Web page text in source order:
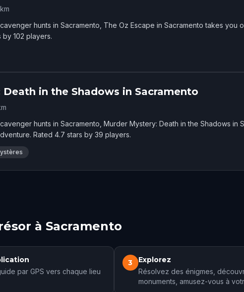
km
hunts in Sacramento, The Oz Escape in Sacramento takes you
102 players.
in the Shadows in Sacramento
hunts in Sacramento, Murder Mystery: Death in the Shadows in
Rated 4.7 stars by 39 players.
à Sacramento
par GPS vers chaque lieu
3 Explorez
Résolvez des énigmes,
monuments, amusez-vous à